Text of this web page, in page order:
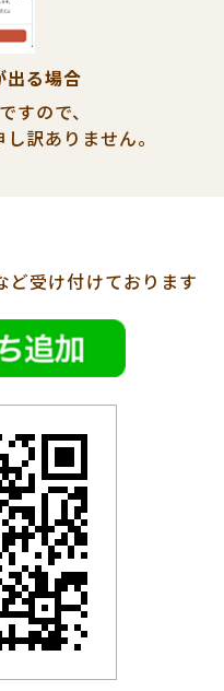
出る場合
すので、
し訳ありません。
ど受け付けております